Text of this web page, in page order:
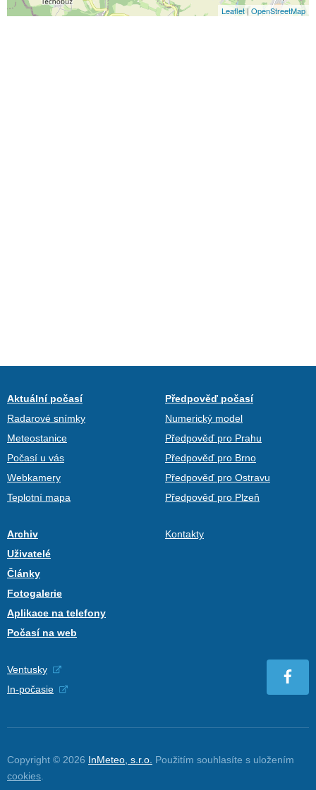
Leaflet | OpenStreetMap
Aktuální počasí
Radarové snímky
Meteostanice
Počasí u vás
Webkamery
Teplotní mapa
Předpověď počasí
Numerický model
Předpověď pro Prahu
Předpověď pro Brno
Předpověď pro Ostravu
Předpověď pro Plzeň
Archiv
Uživatelé
Články
Fotogalerie
Aplikace na telefony
Počasí na web
Kontakty
Ventusky
In-počasie
Copyright © 2026 InMeteo, s.r.o. Použitím souhlasíte s uložením
cookies